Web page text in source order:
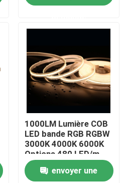
6500K
1000LM Lumière COB
LED bande RGB RGBW
3000K 4000K 6000K
Options 480 LED/m
CRI 90-95 5m
rouleauxenvoyer une